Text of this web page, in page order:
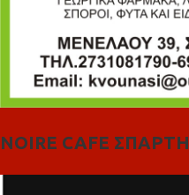
NOIRE CAFE ΣΠΑΡΤΗ